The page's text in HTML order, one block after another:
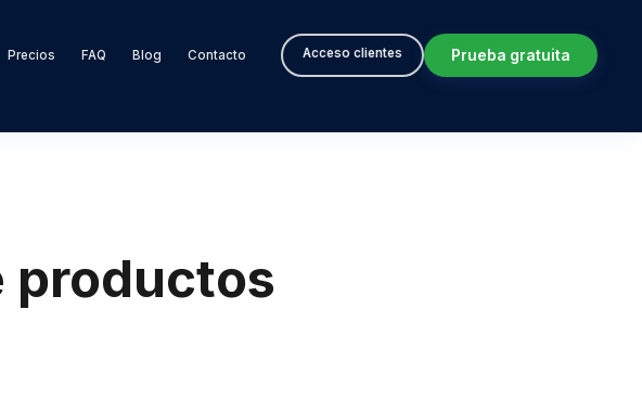
Precios FAQ Blog Contacto Acceso clientes Prueba gratuita
productos